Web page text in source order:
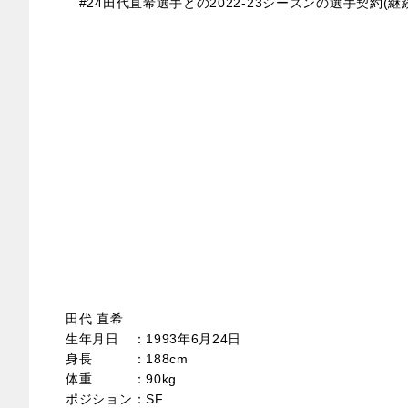
田代 直希
生年月日 ：1993年6月24日
身長 ：188cm
体重 ：90kg
ポジション：SF